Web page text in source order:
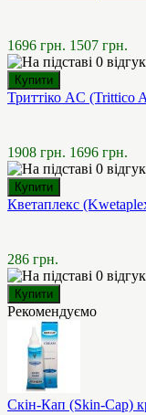
1696 грн. 1507 грн.
Триттіко AC (Trittico
1908 грн. 1696 грн.
Кветаплекс
286 грн.
Рекомендуємо
Скін-Кап (Skin-Cap)